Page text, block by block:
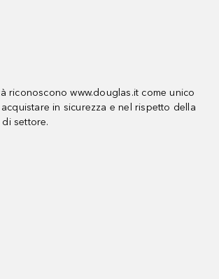
riconoscono www.douglas.it come unico
in sicurezza e nel rispetto della
settore.